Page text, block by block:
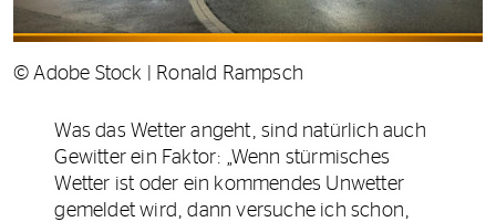
© Adobe Stock | Ronald Rampsch
Was das Wetter angeht, sind natürlich auch
Gewitter ein Faktor: „Wenn stürmisches
Wetter ist oder ein kommendes Unwetter
gemeldet wird, dann versuche ich schon,